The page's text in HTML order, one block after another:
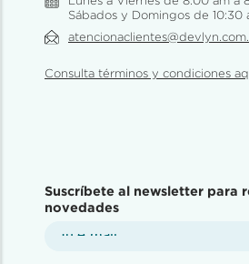
Sábados y Domingos de 10:30
Consulta términos y condiciones
Suscríbete al newsletter para
novedades